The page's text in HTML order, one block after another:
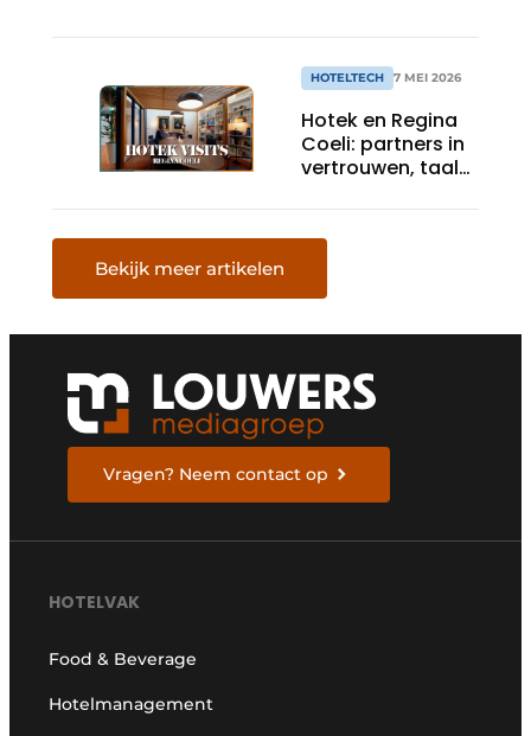
HOTELTECH 7 MEI 2026
Hotek en Regina
Coeli: partners in
vertrouwen, taal
Bekijk meer artikelen
Vragen? Neem contact op
HOTELVAK
Food & Beverage
Hotelmanagement